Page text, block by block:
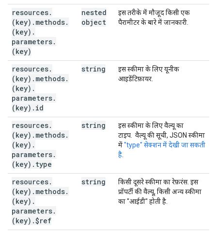
resources.
(key) . methods.
(key) .
parameters.
(key)
nested
object
इस तरीके में मौजूद किसी एक
पैरामीटर के बारे में जानकारी.
resources.
(key) . methods.
(key) .
parameters.
(key) . id
string
इस स्कीमा के लिए यूनीक
आइडेंटिफ़ायर.
resources.
(key) . methods.
(key) .
parameters.
(key) . type
string
इस स्कीमा के लिए वैल्यू का
टाइप. वैल्यू की सूची, JSON स्कीमा
में"type" सेक्शन में देखी जा सकती
है
resources.
(key) . methods.
(key) .
parameters.
(key) .$ref
string
किसी दूसरे स्कीमा का रेफ़रंस. इस
प्रॉपर्टी की वैल्यू, किसी अन्य स्कीमा
का "आईडी" होती है.